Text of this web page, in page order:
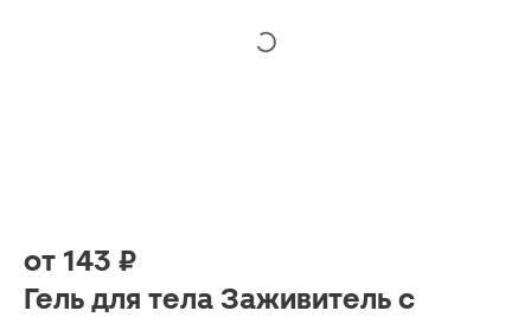
от 143 ₽
Гель для тела Заживитель с